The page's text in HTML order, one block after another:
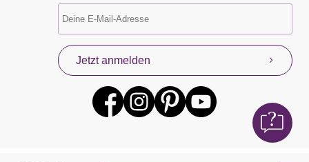
Jetzt anmelden